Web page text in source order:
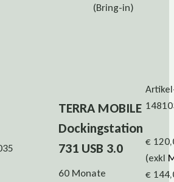
(Bring-in)
TERRA MOBILE
Dockingstation
731 USB 3.0
60 Monate
€
(exkl
€